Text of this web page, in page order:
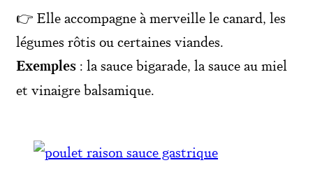
👉 Elle accompagne à merveille le canard, les
légumes rôtis ou certaines viandes.
Exemples : la sauce bigarade, la sauce au miel
et vinaigre balsamique.